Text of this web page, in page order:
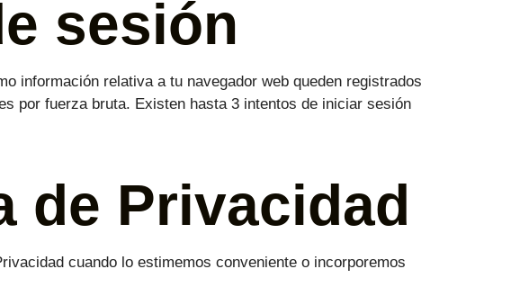
sesión
información relativa a tu navegador web queden registrados
por fuerza bruta. Existen hasta 3 intentos de iniciar sesión
de Privacidad
cuando lo estimemos conveniente o incorporemos